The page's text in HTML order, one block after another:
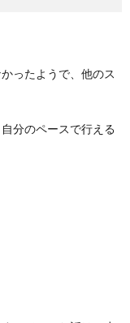
ったようで、他のス
分のペースで行える